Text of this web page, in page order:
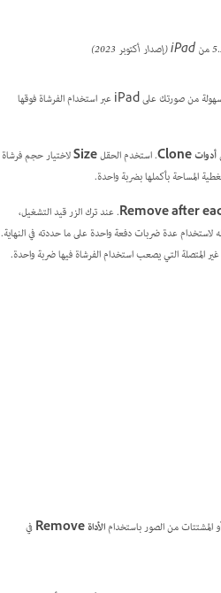
تمكن من إزالة الأشياء أو الأشخاص أو الالتهاءات بسهولة من صورتك على iPad عبر استخدام الفرشاة فوقها
أدوات Clone . استخدم الحقلSizeلاختيار حجم فرشاة
المساحة بأكملها بضربة واحدة.
Remove after. عند ترك الزر قيد التشغيل،
لاستخدام عدة ضربات دفعة واحدة على ما حددته في النهاية.
المتصلة التي يصعب استخدام الفرشاة فيها ضربة واحدة.
المشتتات من الصور باستخدامالأداة Remove
في